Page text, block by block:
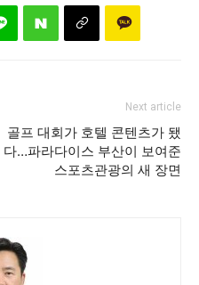
Next article
골프 대회가 호텔 콘텐츠가 됐
다…파라다이스 부산이 보여준
스포츠관광의 새 장면